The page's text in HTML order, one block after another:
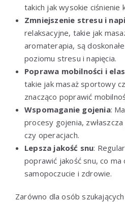
takich jak wysokie ciśnienie
Zmniejszenie stresu i
relaksacyjne, takie jak
aromaterapia, są
poziomu stresu i napięcia.
Poprawa mobilności i
takie jak masaż sportowy
znacząco poprawić
Wspomaganie gojenia:
procesy gojenia,
czy operacjach.
Lepsza jakość snu:
poprawić jakość snu, co ma
samopoczucie i zdrowie.
Zarówno dla osób